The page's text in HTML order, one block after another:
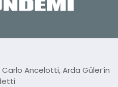
Ancelotti, Arda Güler’in